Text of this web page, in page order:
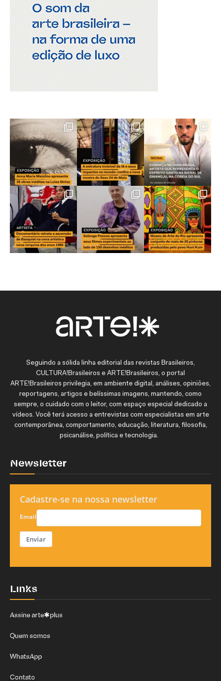
Seguindo a sólida linha editorial das revistas Brasileiros,
CULTURA!Brasileiros e ARTE!Brasileiros, o portal
ARTE!Brasileiros privilegia, em ambiente digital, análises, opiniões,
reportagens, artigos e belíssimas imagens, mantendo, como
sempre, o cuidado com o leitor, com espaço especial dedicado a
vídeos. Você terá acesso a entrevistas com especialistas em arte
contemporânea, comportamento, educação, literatura, filosofia,
psicanálise, política e tecnologia.
Newsletter
Cadastre-se na nossa newsletter
Email
Enviar
Links
Assine arte✱plus
Quem somos
WhatsApp
Contato